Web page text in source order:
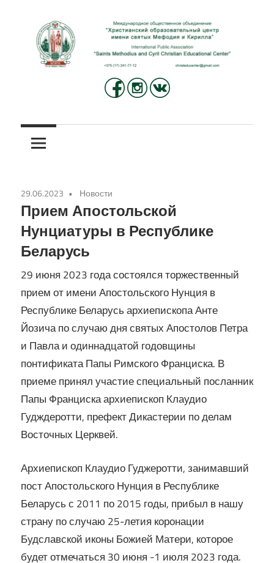
содержимому
Христианский
центр
святых
Мефодия
и
Кирилла
Международное
«Христианский
образовательный
святых
Мефодия
и
Кирилла»
29.06.2023 Новости
Прием Апостольской
Нунциатуры в Республике
Беларусь
29 июня 2023 года состоялся торжественный
прием от имени Апостольского Нунция в
Республике Беларусь архиепископа Анте
Йозича по случаю дня святых Апостолов Петра
и Павла и одиннадцатой годовщины
понтификата Папы Римского Франциска. В
приеме принял участие специальный посланник
Папы Франциска архиепископ Клаудио
Гудждеротти, префект Дикастерии по делам
Восточных Церквей.
Архиепископ Клаудио Гуджеротти, занимавший
пост Апостольского Нунция в Республике
Беларусь с 2011 по 2015 годы, прибыл в нашу
страну по случаю 25-летия коронации
Будславской иконы Божией Матери, которое
будет отмечаться 30 июня -1 июля 2023 года.